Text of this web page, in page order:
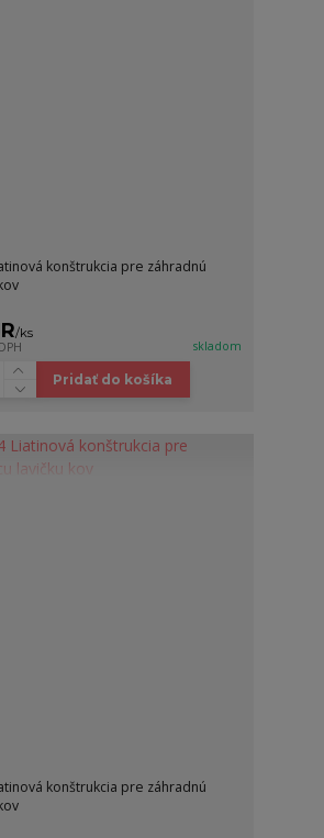
konštrukcia pre záhradnú
/ks
skladom
Pridať do košíka
konštrukcia pre záhradnú